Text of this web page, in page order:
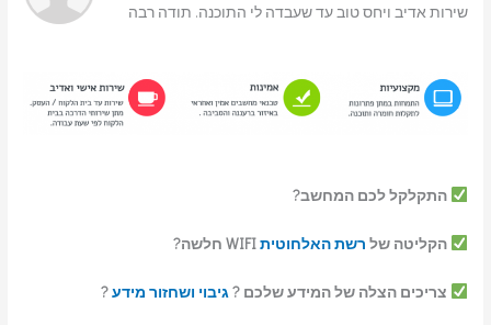
שירות אדיב ויחס טוב עד שעבדה לי התוכנה. תודה רבה
התקלקל לכם המחשב?
הקליטה של רשת האלחוטיתWIFI חלשה?
צריכים הצלה של המידע שלכם ?גיבוי ושחזור מידע?